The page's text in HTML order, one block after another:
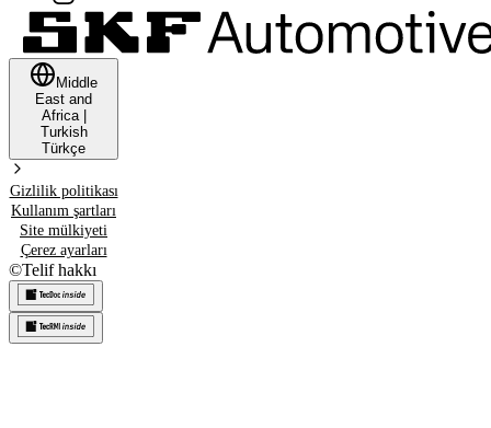
Middle
East and
Africa|
Turkish
Türkçe
Gizlilik politikası
Kullanım şartları
Site mülkiyeti
Çerez ayarları
©Telif hakkı